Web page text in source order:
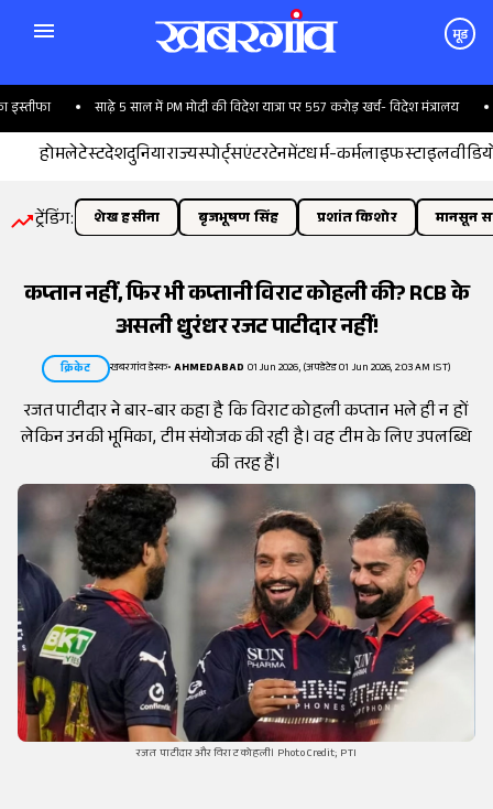
मूड
साढ़े 5 साल में PM मोदी की विदेश यात्रा पर 557 करोड़ खर्च- विदेश मंत्रालय
होमलेटेस्टदेशदुनियाराज्यस्पोर्ट्सएंटरटेनमेंटधर्म-कर्मलाइफस्टाइल
ट्रेंडिंग: शेख हसीना बृजभूषण सिंह प्रशांत किशोर मानसून
कप्तान नहीं, फिर भी कप्तानी विराट कोहली की? RCB के
असली धुरंधर रजट पाटीदार नहीं!
क्रिकेट खबरगांव डेस्क•AHMEDABAD 01 Jun 2026, (अपडेटेड 01 Jun 2026, 2:03 AM IST)
रजत पाटीदार ने बार-बार कहा है कि विराट कोहली कप्तान भले ही न हों
लेकिन उनकी भूमिका, टीम संयोजक की रही है। वह टीम के लिए उपलब्धि
की तरह हैं।
रजत पाटीदार और विराट कोहली। Photo Credit; PTI